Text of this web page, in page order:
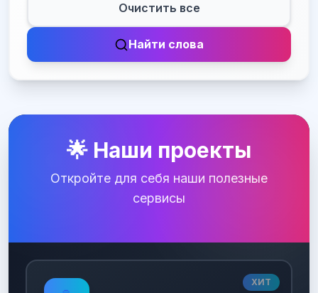
Очистить все
Найти слова
🌟 Наши проекты
Откройте для себя наши полезные
сервисы
ХИТ